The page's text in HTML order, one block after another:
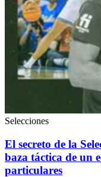
Selecciones
El secreto de la
baza táctica de un
particulares